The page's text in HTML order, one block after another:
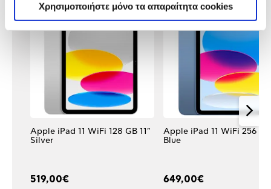
Χρησιμοποιήστε μόνο τα απαραίτητα cookies
Apple iPad 11 WiFi 128 GB 11"
Silver
519,00€
Apple iPad 11 WiFi 256 GB
Blue
649,00€